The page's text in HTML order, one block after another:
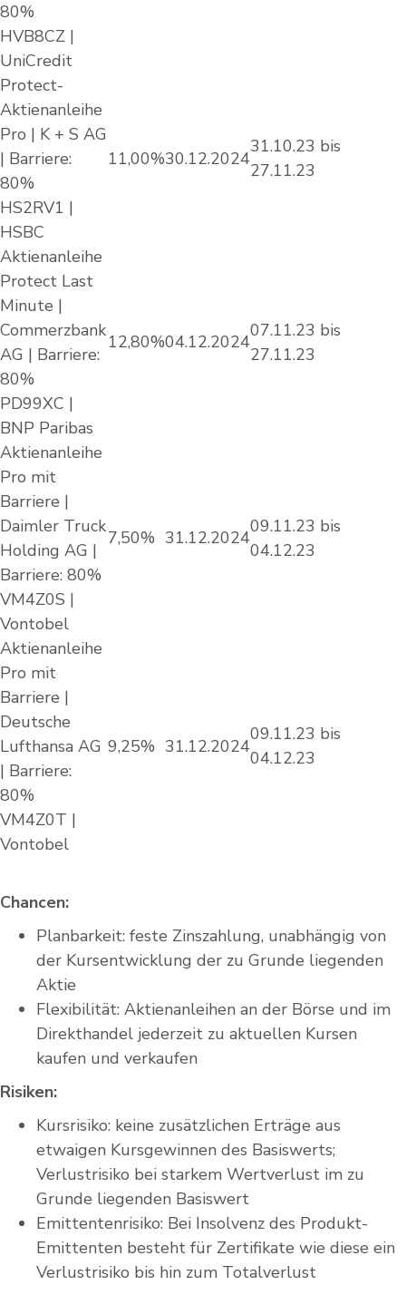
80%
HVB8CZ |
UniCredit
Protect-
Aktienanleihe
Pro | K + S AG
| Barriere:
80%
HS2RV1 |
HSBC
11,00%30.12.2024
31.10.23 bis
27.11.23
Aktienanleihe
Protect Last
Minute |
Commerzbank
AG | Barriere:
80%
PD99XC |
BNP Paribas
12,80%04.12.2024
07.11.23 bis
27.11.23
Aktienanleihe
Pro mit
Barriere |
Daimler Truck
Holding AG |
Barriere: 80%
VM4Z0S |
Vontobel
7,50% 31.12.2024
09.11.23 bis
04.12.23
Aktienanleihe
Pro mit
Barriere |
Deutsche
Lufthansa AG
| Barriere:
80%
VM4Z0T |
Vontobel
9,25% 31.12.2024
09.11.23 bis
04.12.23
Chancen:
Planbarkeit: feste Zinszahlung, unabhängig von
der Kursentwicklung der zu Grunde liegenden
Aktie
Flexibilität: Aktienanleihen an der Börse und im
Direkthandel jederzeit zu aktuellen Kursen
kaufen und verkaufen
Risiken:
Kursrisiko: keine zusätzlichen Erträge aus
etwaigen Kursgewinnen des Basiswerts;
Verlustrisiko bei starkem Wertverlust im zu
Grunde liegenden Basiswert
Emittentenrisiko: Bei Insolvenz des Produkt-
Emittenten besteht für Zertifikate wie diese ein
Verlustrisiko bis hin zum Totalverlust